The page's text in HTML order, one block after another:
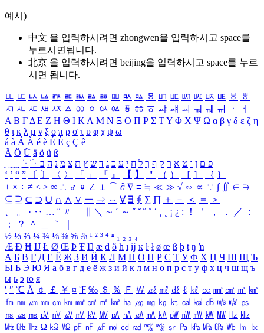
예시)
中文 을 입력하시려면 zhongwen을 입력하시고 space를
누르시면됩니다.
北京 을 입력하시려면 beijing을 입력하시고 space를 누르
시면 됩니다.
ㅥ ㅦ ㅧ ㅨ ㅩ ㅪ ㅫ ㅬ ㅭ ㅮ ㅯ ㅰ ㅱ ㅲ ㅳ ㅴ ㅵ ㅶ ㅷ ㅸ
ㅹ
ㅺ ㅻ ㅼ ㅽ ㅾ ㅿ ㆀ ㆁ ㆂ ㆃ ㆄ ㆅ ㆆ ㆇ ㆈ ㆉ ㆊ ㆋ ㆌ ㆍ
ㆎ
Α Β ΓΔ Ε Ζ Η Θ Ι ΚΛ Μ Ν Ξ Ο Π Ρ Σ ΤΥ Φ Χ Ψ Ω α β γ δ ε ζ η
θ ι κ λ μ ν ξ ο π ρ σ τ υ φ χ ψ ω
á à Á À é è É È ç Ç ê
Ä Ö Ü ä ö ü ß
ִֶֹ ֻּ ׁׂ פ ם ן ו ט א ר ק ף ך ל ח י ע כ ג ד ש ץ ת צ מ נ ה ב
‘ ’ “ ” 〔 〕 〈 〉 「 」 『 』 【 】 ＂ （ ） ［ ］ ｛ ｝
± × ÷ ≠ ≤ ≥ ∞ ∴ ♂ ♀ ∠ ⊥ ⌒ ∂ ∇ ≡ ≒ ≪ ≫ √ ∽ ∝ ∵ ∫ ∬ ∈ ∋
⊆ ⊇ ⊂ ⊃ ∪ ∩ ∧ ∨ ￢ ⇒ ⇔ ∀ ∃ ∮ ∑ ∏ ＋ － ＜ ＝
＞
、
。 · ‥ … ¨ 〃 ― ＼ ∼ ´ ～ ˇ ˘ ˝ ˚ ˙ ¸ ¡ ¿ ː ！ ＇ ， ． ／
：
；
？ ＾ ｀
½ ⅓ ⅔ ¼ ¾ ⅛ ⅜ ⅝ ⅞ ¹ ² ³ ⁴ ⁿ ₁ ₂ ₃ ₄
Æ Ð Ħ Ĳ Ł Ø Œ Þ Ŧ Ŋ æ đ ð ħ ı ĳ ĸ ŀ ł ø œ ß þ ŧ ŋ ŉ
А Б В Г Д Е Ё Ж З И Й К Л М Н О П Р С Т У Ф Х Ц Ч Ш Щ Ъ
Ы Ь Э Ю Я а б в г д е ё ж з и й к л м н о п р с т у ф х ц ч ш щ ъ
ы ь э ю я
′ ″ ℃ Å ￠ ￡ ￥ ¤ ℉ ‰ ＄ ％ Ｆ ￦ ㎕ ㎖ ㎗ ℓ ㎘ ㏄ ㎣ ㎤ ㎥ ㎦
㎙ ㎚ ㎛ ㎜ ㎝ ㎞ ㎟ ㎠ ㎡ ㎢ ㏊ ㎍ ㎎ ㎏ ㏏ ㎈ ㎉ ㏈ ㎧ ㎨ ㎰
㎱ ㎲ ㎳ ㎴ ㎵ ㎶ ㎷ ㎸ ㎹ ㎀ ㎁ ㎂ ㎃ ㎄ ㎺ ㎻ ㎽ ㎾ ㎿ ㎐ ㎑
㎒ ㎓ ㎔ Ω ㏀ ㏁ ㎊ ㎋ ㎌ ㏖ ㏅ ㎭ ㎮ ㎯ ㏛ ㎩ ㎪ ㎫ ㎬ ㏝ ㏐
㏓